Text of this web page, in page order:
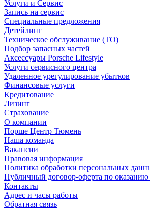
Услуги и Сервис
Запись на сервис
Специальные предложения
Детейлинг
Техническое обслуживание (ТО)
Подбор запасных частей
Аксессуары Porsche Lifestyle
Услуги сервисного центра
Удаленное урегулирование убытков
Финансовые услуги
Кредитование
Лизинг
Страхование
О компании
Порше Центр Тюмень
Наша команда
Вакансии
Правовая информация
Политика обработки персональных
Публичный договор-оферта по оказанию
Контакты
Адрес и часы работы
Обратная связь